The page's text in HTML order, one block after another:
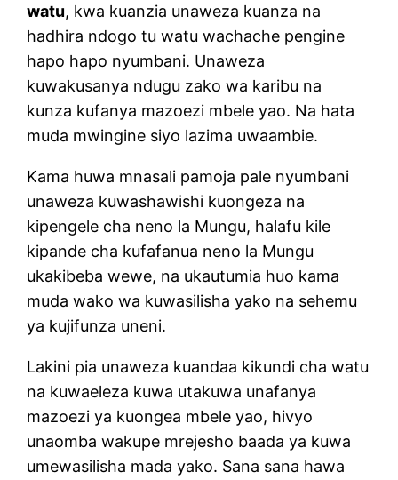
watu, kwa kuanzia unaweza kuanza na
hadhira ndogo tu watu wachache pengine
hapo hapo nyumbani. Unaweza
kuwakusanya ndugu zako wa karibu na
kunza kufanya mazoezi mbele yao. Na hata
muda mwingine siyo lazima uwaambie.
Kama huwa mnasali pamoja pale nyumbani
unaweza kuwashawishi kuongeza na
kipengele cha neno la Mungu, halafu kile
kipande cha kufafanua neno la Mungu
ukakibeba wewe, na ukautumia huo kama
muda wako wa kuwasilisha yako na sehemu
ya kujifunza uneni.
Lakini pia unaweza kuandaa kikundi cha watu
na kuwaeleza kuwa utakuwa unafanya
mazoezi ya kuongea mbele yao, hivyo
unaomba wakupe mrejesho baada ya kuwa
umewasilisha mada yako. Sana sana hawa